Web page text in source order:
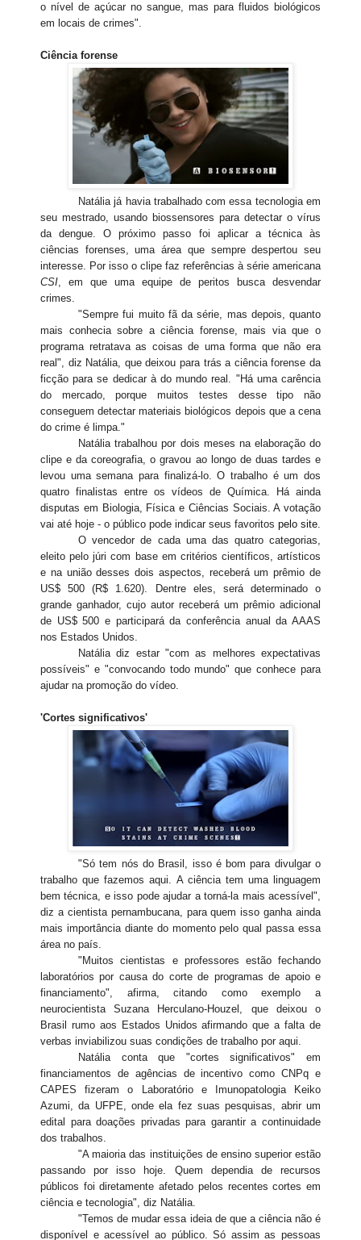
o nível de açúcar no sangue, mas para fluidos biológicos
em locais de crimes".
Ciência forense
Natália já havia trabalhado com essa tecnologia em
seu mestrado, usando biossensores para detectar o vírus
da dengue. O próximo passo foi aplicar a técnica às
ciências forenses, uma área que sempre despertou seu
interesse. Por isso o clipe faz referências à série americana
CSI, em que uma equipe de peritos busca desvendar
crimes.
"Sempre fui muito fã da série, mas depois, quanto
mais conhecia sobre a ciência forense, mais via que o
programa retratava as coisas de uma forma que não era
real", diz Natália, que deixou para trás a ciência forense da
ficção para se dedicar à do mundo real. "Há uma carência
do mercado, porque muitos testes desse tipo não
conseguem detectar materiais biológicos depois que a cena
do crime é limpa."
Natália trabalhou por dois meses na elaboração do
clipe e da coreografia, o gravou ao longo de duas tardes e
levou uma semana para finalizá-lo. O trabalho é um dos
quatro finalistas entre os vídeos de Química. Há ainda
disputas em Biologia, Física e Ciências Sociais. A votação
vai até hoje - o público pode indicar seus favoritos pelo site.
O vencedor de cada uma das quatro categorias,
eleito pelo júri com base em critérios científicos, artísticos
e na união desses dois aspectos, receberá um prêmio de
US$ 500 (R$ 1.620). Dentre eles, será determinado o
grande ganhador, cujo autor receberá um prêmio adicional
de US$ 500 e participará da conferência anual da AAAS
nos Estados Unidos.
Natália diz estar "com as melhores expectativas
possíveis" e "convocando todo mundo" que conhece para
ajudar na promoção do vídeo.
'Cortes significativos'
"Só tem nós do Brasil, isso é bom para divulgar o
trabalho que fazemos aqui. A ciência tem uma linguagem
bem técnica, e isso pode ajudar a torná-la mais acessível",
diz a cientista pernambucana, para quem isso ganha ainda
mais importância diante do momento pelo qual passa essa
área no país.
"Muitos cientistas e professores estão fechando
laboratórios por causa do corte de programas de apoio e
financiamento", afirma, citando como exemplo a
neurocientista Suzana Herculano-Houzel, que deixou o
Brasil rumo aos Estados Unidos afirmando que a falta de
verbas inviabilizou suas condições de trabalho por aqui.
Natália conta que "cortes significativos" em
financiamentos de agências de incentivo como CNPq e
CAPES fizeram o Laboratório e Imunopatologia Keiko
Azumi, da UFPE, onde ela fez suas pesquisas, abrir um
edital para doações privadas para garantir a continuidade
dos trabalhos.
"A maioria das instituições de ensino superior estão
passando por isso hoje. Quem dependia de recursos
públicos foi diretamente afetado pelos recentes cortes em
ciência e tecnologia", diz Natália.
"Temos de mudar essa ideia de que a ciência não é
disponível e acessível ao público. Só assim as pessoas